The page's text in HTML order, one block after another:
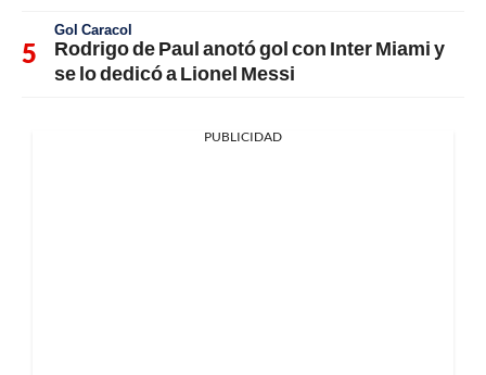
Gol Caracol
Rodrigo de Paul anotó gol con Inter Miami y
se lo dedicó a Lionel Messi
PUBLICIDAD